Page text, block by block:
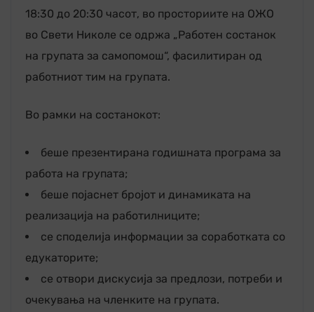
18:30 до 20:30 часот, во просториите на ОЖО
во Свети Николе се одржа „Работен состанок
на групата за самопомош“, фасилитиран од
работниот тим на групата.
Во рамки на состанокот:
беше презентирана годишната програма за
работа на групата;
беше појаснет бројот и динамиката на
реализација на работилниците;
се споделија информации за соработката со
едукаторите;
се отвори дискусија за предлози, потреби и
очекувања на членките на групата.